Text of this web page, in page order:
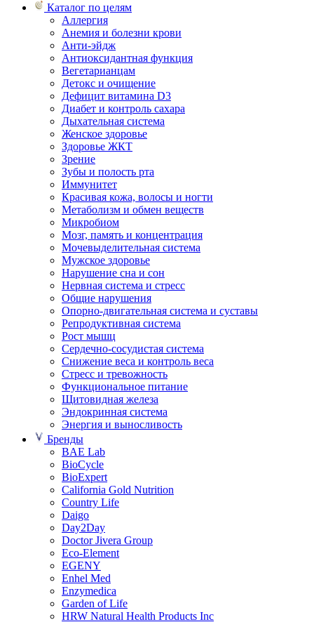
Каталог по целям
Аллергия
Анемия и болезни крови
Анти-эйдж
Антиоксидантная функция
Вегетарианцам
Детокс и очищение
Дефицит витамина D3
Диабет и контроль сахара
Дыхательная система
Женское здоровье
Здоровье ЖКТ
Зрение
Зубы и полость рта
Иммунитет
Красивая кожа, волосы и ногти
Метаболизм и обмен веществ
Микробиом
Мозг, память и концентрация
Мочевыделительная система
Мужское здоровье
Нарушение сна и сон
Нервная система и стресс
Общие нарушения
Опорно-двигательная система и суставы
Репродуктивная система
Рост мышц
Сердечно-сосудистая система
Снижение веса и контроль веса
Стресс и тревожность
Функциональное питание
Щитовидная железа
Эндокринная система
Энергия и выносливость
Бренды
BAE Lab
BioCycle
BioExpert
California Gold Nutrition
Country Life
Daigo
Day2Day
Doctor Jivera Group
Eco-Element
EGENY
Enhel Med
Enzymedica
Garden of Life
HRW Natural Health Products Inc